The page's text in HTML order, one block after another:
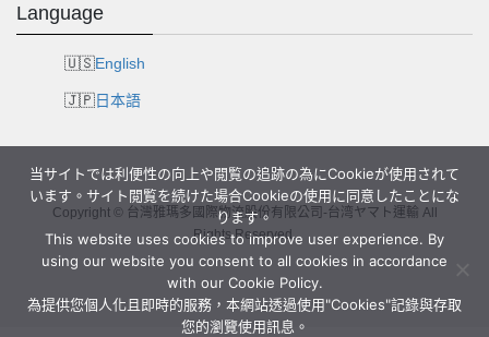
Language
English
日本語
Copyright © 台灣雅瑪多國際物流股份有限公司-台湾ヤマト運輸 All
Rights Reserved.
当サイトでは利便性の向上や閲覧の追跡の為にCookieが使用されて
います。サイト閲覧を続けた場合Cookieの使用に同意したことにな
ります。
This website uses cookies to improve user experience. By
using our website you consent to all cookies in accordance
with our Cookie Policy.
為提供您個人化且即時的服務，本網站透過使用"Cookies"記錄與存取
您的瀏覽使用訊息。